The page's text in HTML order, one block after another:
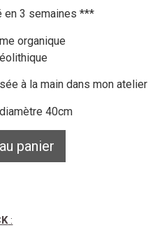
en 3 semaines ***
organique
à la main dans mon atelier
40cm
panier
: